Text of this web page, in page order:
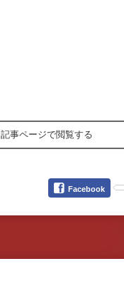
記事ページで閲覧する
Facebook